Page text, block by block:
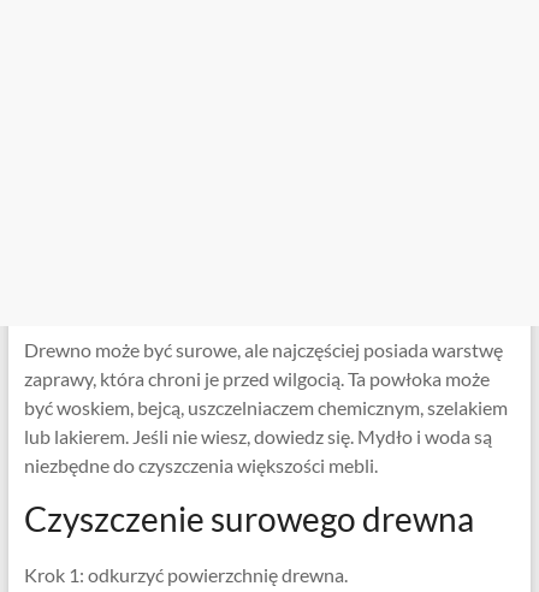
Drewno może być surowe, ale najczęściej posiada warstwę
zaprawy, która chroni je przed wilgocią. Ta powłoka może
być woskiem, bejcą, uszczelniaczem chemicznym, szelakiem
lub lakierem. Jeśli nie wiesz, dowiedz się. Mydło i woda są
niezbędne do czyszczenia większości mebli.
Czyszczenie surowego drewna
Krok 1: odkurzyć powierzchnię drewna.